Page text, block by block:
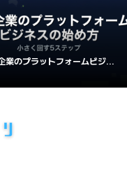
業のプラットフォームビジ...